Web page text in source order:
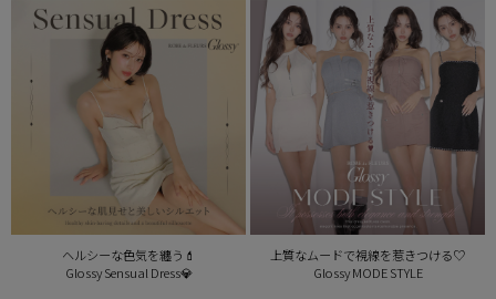
ヘルシーな色気を纏う💄
Glossy Sensual Dress💎
上質なムードで視線を惹きつける♡
Glossy MODE STYLE